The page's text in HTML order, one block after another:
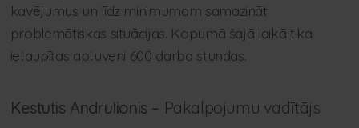
kavējumus un līdz minimumam samazināt
problemātiskas situācijas. Kopumā šajā laikā tika
ietaupītas aptuveni 600 darba stundas.
Kestutis Andrulionis – Pakalpojumu vadītājs